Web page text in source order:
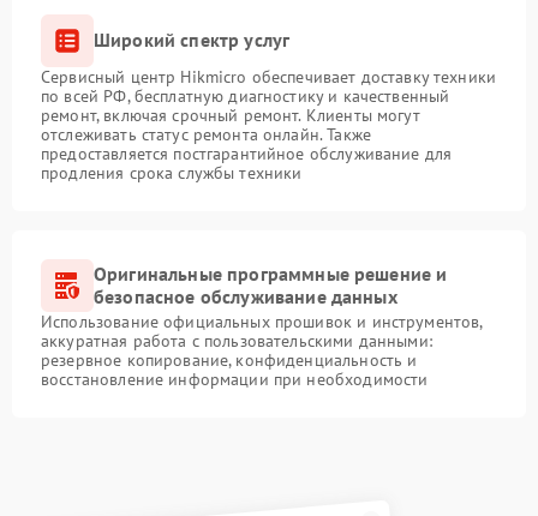
Широкий спектр услуг
Сервисный центр Hikmicro обеспечивает доставку техники
по всей РФ, бесплатную диагностику и качественный
ремонт, включая срочный ремонт. Клиенты могут
отслеживать статус ремонта онлайн. Также
предоставляется постгарантийное обслуживание для
продления срока службы техники
Оригинальные программные решение и
безопасное обслуживание данных
Использование официальных прошивок и инструментов,
аккуратная работа с пользовательскими данными:
резервное копирование, конфиденциальность и
восстановление информации при необходимости